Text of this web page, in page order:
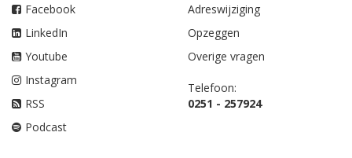
Facebook
LinkedIn
Youtube
Instagram
RSS
Podcast
Adreswijziging
Opzeggen
Overige vragen
Telefoon:
0251 - 257924